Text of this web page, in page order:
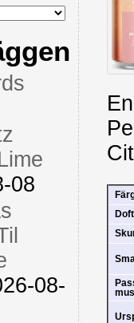
08
08-
Doft